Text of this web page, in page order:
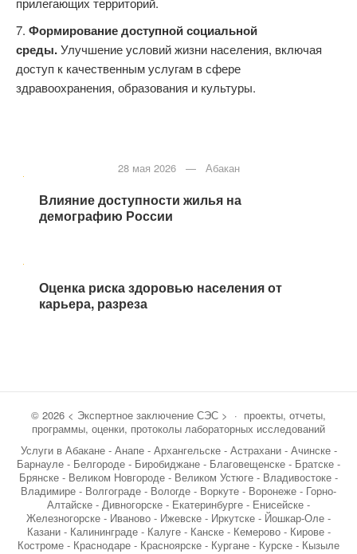
Формирование доступной социальной
среды.Улучшение условий жизни населения, включая
доступ к качественным услугам в сфере
здравоохранения, образования и культуры.
28 мая 2026 — Абакан
Влияние доступности жилья на
демографию России
Оценка риска здоровью населения от
карьера, разреза
© 2026 < Экспертное заключение СЭС > · проекты, отчеты,
программы, оценки, протоколы лабораторных исследований
Услуги в Абакане - Анапе - Архангельске - Астрахани - Ачинске -
Барнауле - Белгороде - Биробиджане - Благовещенске - Братске -
Брянске - Великом Новгороде - Великом Устюге - Владивостоке -
Владимире - Волгограде - Вологде - Воркуте - Воронеже - Горно-
Алтайске - Дивногорске - Екатеринбурге - Енисейске -
Железногорске - Иваново - Ижевске - Иркутске - Йошкар-Оле -
Казани - Калининграде - Калуге - Канске - Кемерово - Кирове -
Костроме - Краснодаре - Красноярске - Кургане - Курске - Кызыле